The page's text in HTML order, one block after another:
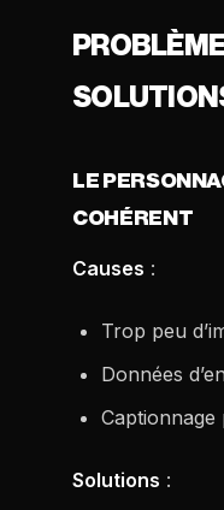
LE
COHÉRENT
Causes :
Trop peu
Données
Captionnage
Solutions :